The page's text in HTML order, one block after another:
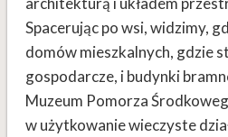
Spacerując po wsi, widzimy,
domów mieszkalnych, gdzie
gospodarcze, i budynki
Muzeum Pomorza
w użytkowanie wieczyste